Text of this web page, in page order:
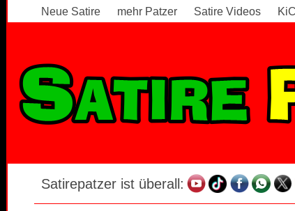
Neue Satire mehr Patzer Satire Videos
Satirepatzer ist überall: